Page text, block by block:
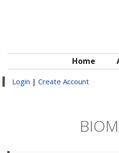
Home
Login | Create Account